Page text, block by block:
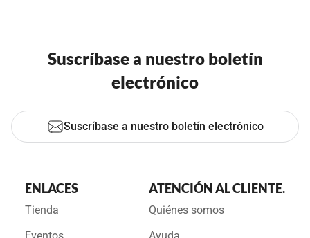
Suscríbase a nuestro boletín
electrónico
Suscríbase a nuestro boletín electrónico
ENLACES
Tienda
ATENCIÓN AL CLIENTE.
Quiénes somos